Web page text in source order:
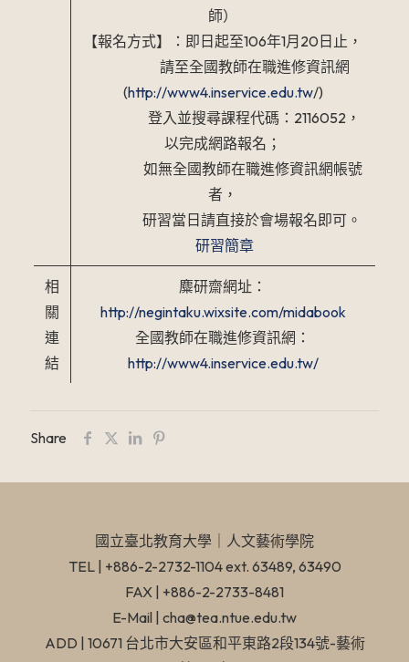
師）
【報名方式】：即日起至106年1月20日止，
請至全國教師在職進修資訊網
(http://www4.inservice.edu.tw/)
登入並搜尋課程代碼：2116052，
以完成網路報名；
如無全國教師在職進修資訊網帳號
者，
研習當日請直接於會場報名即可。
研習簡章
相
關
連
結
麋研齋網址：
http://negintaku.wixsite.com/midabook
全國教師在職進修資訊網：
http://www4.inservice.edu.tw/
Share
國立臺北教育大學​｜人文藝術學院
TEL | +886-2-2732-1104 ext. 63489, 63490
FAX | +886-2-2733-8481
E-Mail | cha@tea.ntue.edu.tw
ADD | 10671 台北市大安區和平東路2段134號-藝術